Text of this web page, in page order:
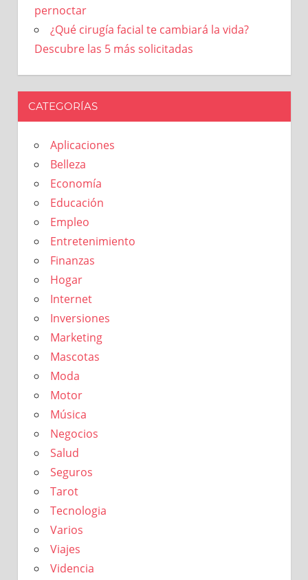
pernoctar
¿Qué cirugía facial te cambiará la vida?
Descubre las 5 más solicitadas
CATEGORÍAS
Aplicaciones
Belleza
Economía
Educación
Empleo
Entretenimiento
Finanzas
Hogar
Internet
Inversiones
Marketing
Mascotas
Moda
Motor
Música
Negocios
Salud
Seguros
Tarot
Tecnologia
Varios
Viajes
Videncia